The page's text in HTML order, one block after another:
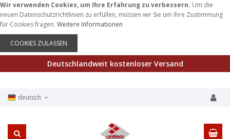
Wir verwenden Cookies, um Ihre Erfahrung zu verbessern. Um die
neuen Datenschutzrichtlinien zu erfüllen, müssen wir Sie um Ihre Zustimmung
für Cookies fragen. Weitere Informationen
COOKIES ZULASSEN
Deutschlandweit kostenloser Versand
deutsch